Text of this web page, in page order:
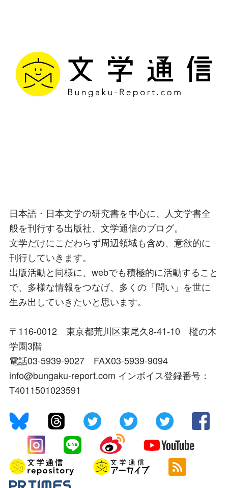
日本語・日本文学の研究書を中心に、人文学書全
般を刊行する出版社、文学通信のブログ。
文学だけにこだわらず周辺領域も含め、意欲的に
刊行していきます。
出版活動と同様に、webでも積極的に活動すること
で、多様な情報をつなげ、多くの「問い」を世に
生み出していきたいと思います。
〒116-0012 東京都荒川区東尾久8-41-10 樅の木
学園3階
電話03-5939-9027 FAX03-5939-9094
info@bungaku-report.com インボイス登録番号：
T4011501023591